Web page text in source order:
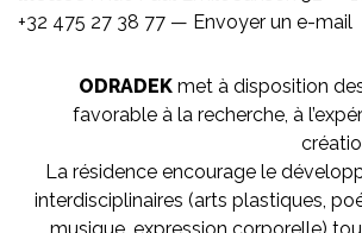
+32 475 27 38 77 — Envoyer un e-mail
ODRADEK met à disposition
favorable à la recherche, à
La résidence encourage le
interdisciplinaires (arts plastiques,